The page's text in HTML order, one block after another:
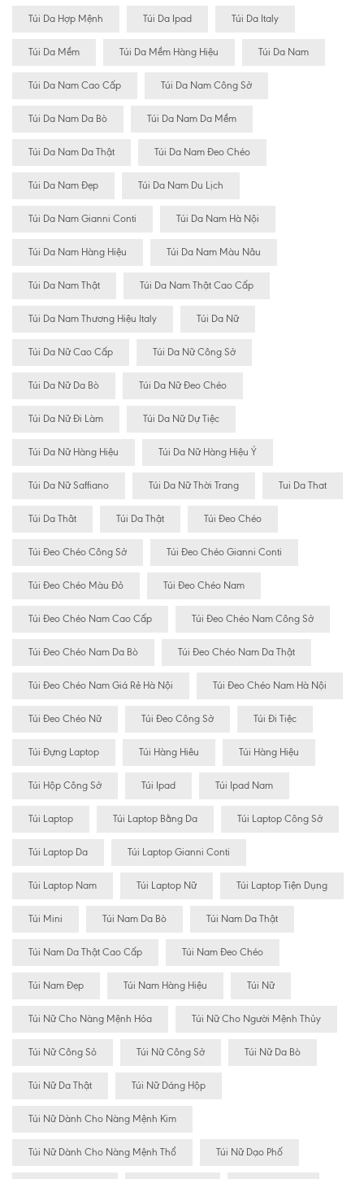
Túi Da Hợp Mệnh Túi Da Ipad Túi Da Italy
Túi Da Mềm Túi Da Mềm Hàng Hiệu Túi Da Nam
Túi Da Nam Cao Cấp Túi Da Nam Công Sở
Túi Da Nam Da Bò Túi Da Nam Da Mềm
Túi Da Nam Da Thật Túi Da Nam Đeo Chéo
Túi Da Nam Đẹp Túi Da Nam Du Lịch
Túi Da Nam Gianni Conti Túi Da Nam Hà Nội
Túi Da Nam Hàng Hiệu Túi Da Nam Màu Nâu
Túi Da Nam Thật Túi Da Nam Thật Cao Cấp
Túi Da Nam Thương Hiệu Italy Túi Da Nữ
Túi Da Nữ Cao Cấp Túi Da Nữ Công Sở
Túi Da Nữ Da Bò Túi Da Nữ Đeo Chéo
Túi Da Nữ Đi Làm Túi Da Nữ Dự Tiệc
Túi Da Nữ Hàng Hiệu Túi Da Nữ Hàng Hiệu Ý
Túi Da Nữ Saffiano Túi Da Nữ Thời Trang Tui Da That
Túi Da Thât Túi Da Thật Túi Đeo Chéo
Túi Đeo Chéo Công Sở Túi Đeo Chéo Gianni Conti
Túi Đeo Chéo Màu Đỏ Túi Đeo Chéo Nam
Túi Đeo Chéo Nam Cao Cấp Túi Đeo Chéo Nam Công Sở
Túi Đeo Chéo Nam Da Bò Túi Đeo Chéo Nam Da Thật
Túi Đeo Chéo Nam Giá Rẻ Hà Nội Túi Đeo Chéo Nam Hà Nội
Túi Đeo Chéo Nữ Túi Đeo Công Sở Túi Đi Tiệc
Túi Đựng Laptop Túi Hàng Hiêu Túi Hàng Hiệu
Túi Hộp Công Sở Túi Ipad Túi Ipad Nam
Túi Laptop Túi Laptop Bằng Da Túi Laptop Công Sở
Túi Laptop Da Túi Laptop Gianni Conti
Túi Laptop Nam Túi Laptop Nữ Túi Laptop Tiện Dụng
Túi Mini Túi Nam Da Bò Túi Nam Da Thật
Túi Nam Da Thật Cao Cấp Túi Nam Đeo Chéo
Túi Nam Đẹp Túi Nam Hàng Hiệu Túi Nữ
Túi Nữ Cho Nàng Mệnh Hỏa Túi Nữ Cho Người Mệnh Thủy
Túi Nữ Công Sỏ Túi Nữ Công Sở Túi Nữ Da Bò
Túi Nữ Da Thật Túi Nữ Dáng Hộp
Túi Nữ Dành Cho Nàng Mệnh Kim
Túi Nữ Dành Cho Nàng Mệnh Thổ Túi Nữ Dạo Phố